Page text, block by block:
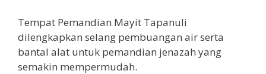
Tempat Pemandian Mayit Tapanuli
dilengkapkan selang pembuangan air serta
bantal alat untuk pemandian jenazah yang
semakin mempermudah.